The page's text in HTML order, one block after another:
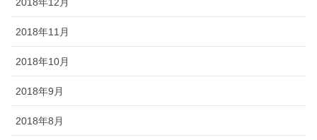
2018年11月
2018年10月
2018年9月
2018年8月